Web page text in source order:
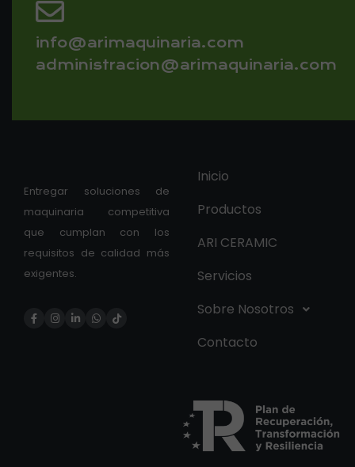
info@arimaquinaria.com
administracion@arimaquinaria.com
Entregar soluciones de
maquinaria competitiva
que cumplan con los
requisitos de calidad más
exigentes.
Inicio
Productos
ARI CERAMIC
Servicios
Sobre Nosotros
Contacto